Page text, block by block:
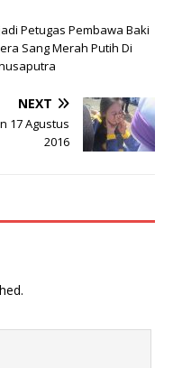
Petugas Pembawa Baki
Sang Merah Putih Di
NEXT
17 Agustus
2016